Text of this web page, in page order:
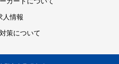
人情報
策について